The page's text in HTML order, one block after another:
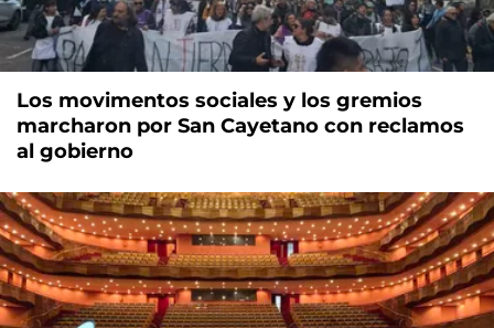
Los movimentos sociales y los gremios
marcharon por San Cayetano con reclamos
al gobierno